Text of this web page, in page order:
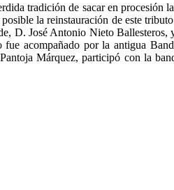
tradición de sacar en procesión
la reinstauración de este
D. José Antonio Nieto
acompañado por la antigua
Márquez, participó con la